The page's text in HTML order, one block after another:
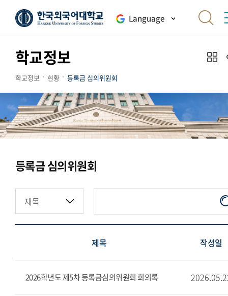
Language
학교정보
학교정보 현황 등록금 심의위원회
등록금 심의위원회
제목 작성일
2026학년도 제5차 등록금심의위원회 회의록